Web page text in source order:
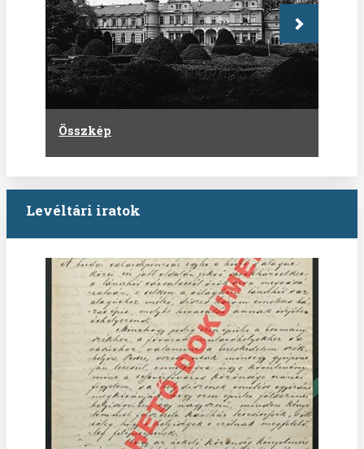
Összkép
Következő
Levéltári iratok